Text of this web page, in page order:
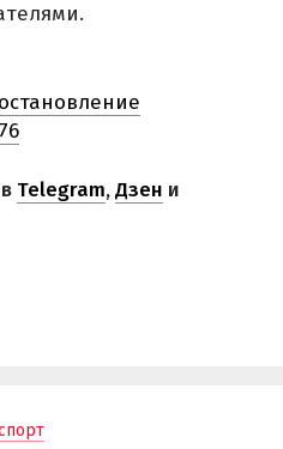
Telegram,Дзен и